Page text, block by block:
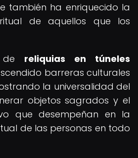
también ha enriquecido la
de aquellos que los
de reliquias en túneles
barreras culturales
la universalidad del
objetos sagrados y el
que desempeñan en la
de las personas en todo